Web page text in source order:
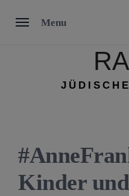
Menu
Kinder